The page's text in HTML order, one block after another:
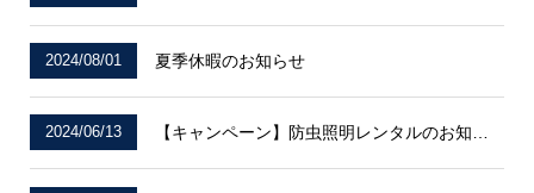
2024/08/01 夏季休暇のお知らせ
2024/06/13